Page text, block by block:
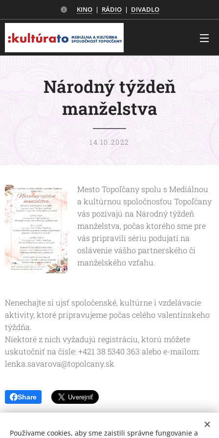
KINO| RÁDIO| DIVADLO
Národný týždeň
manželstva
14.10.2022
Mesto Topoľčany spolu s Mediálnou
a kultúrnou spoločnosťou Topoľčany
vás pozívajú na Národný týždeň
manželstva, počas ktorého sme pre
vás pripravili sériu podujatí na
oslávenie vášho partnerského či
manželského vzťahu.
Nenechajte si ujsť spoločenské, kultúrne i vzdelávacie
aktivity, ktoré pripravujeme počas celého valentínskeho
týždňa.
Niektoré z nich vyžadujú registráciu, ktorú môžete
uskutočniť na čísle: +421 38 5340 363 alebo e-mailom:
lenka.savarova@topolcany.sk
Share
Používame cookies, aby sme zaistili správne fungovanie a